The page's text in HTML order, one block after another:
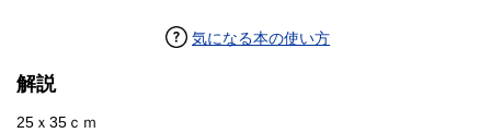
気になる本の使い方
解説
25ｘ35ｃｍ